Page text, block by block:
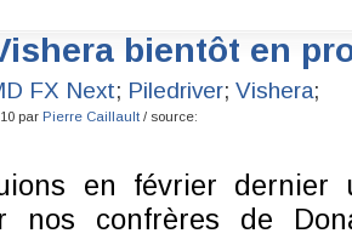
bientôt en
FX Next; Piledriver; Vishera;
par Pierre Caillault / source:
en février
nos confrères de